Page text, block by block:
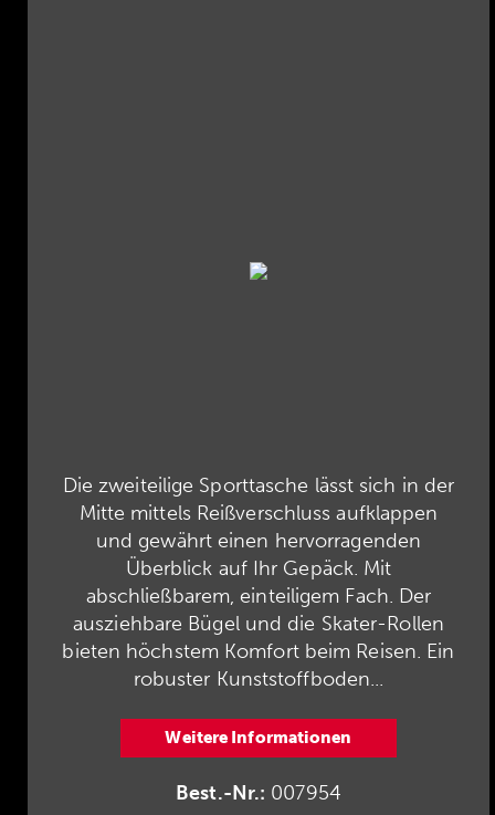
Die zweiteilige Sporttasche lässt sich in der
Mitte mittels Reißverschluss aufklappen
und gewährt einen hervorragenden
Überblick auf Ihr Gepäck. Mit
abschließbarem, einteiligem Fach. Der
ausziehbare Bügel und die Skater-Rollen
bieten höchstem Komfort beim Reisen. Ein
robuster Kunststoffboden...
Weitere Informationen
Best.-Nr.: 007954